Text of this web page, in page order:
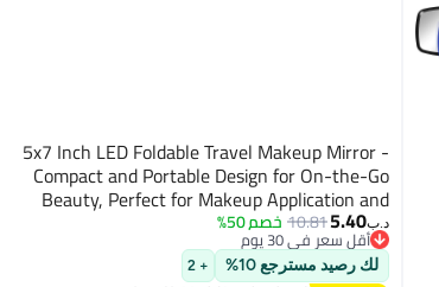
5x7 Inch LED Foldable Travel Makeup Mirror -
Compact and Portable Design for On-the-Go
Beauty, Perfect for Makeup Application and
Touch-Ups Anywhere!
د.ب‏5.40
10.81خصم 50%
أقل سعر في 30 يوم
أقل سعر في 30 يوم
لك رصيد مسترجع 10% + 2